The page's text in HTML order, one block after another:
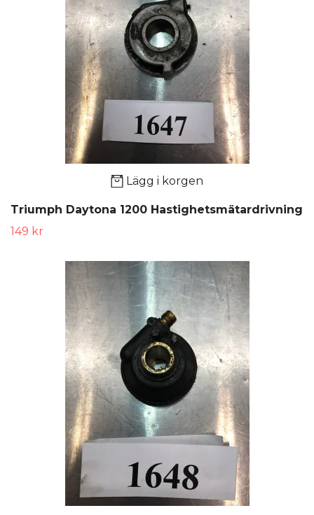
Lägg i korgen
Triumph Daytona 1200 Hastighetsmätardrivning
149 kr